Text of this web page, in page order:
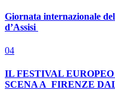
Giornata internazionale
d’Assisi
04
IL FESTIVAL
SCENA A FIRENZE